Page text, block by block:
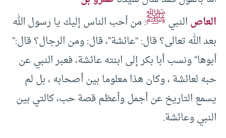
العاصالنبيﷺ: من أحب الناس إليك يا رسول الله
بعد الله تعالى؟ قال: “عائشة”، قال: ومن الرجال؟ قال:”
أبوها” ونسب أبا بكر إلى ابنته عائشة، فعبر النبي عن
حبه لعائشة ، وكان هذا معلوما بين أصحابه ، بل لم
يسمع التاريخ عن أجمل وأعظم قصة حب، كالتي بين
النبي وعائشة.